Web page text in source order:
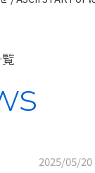
2025/05/20